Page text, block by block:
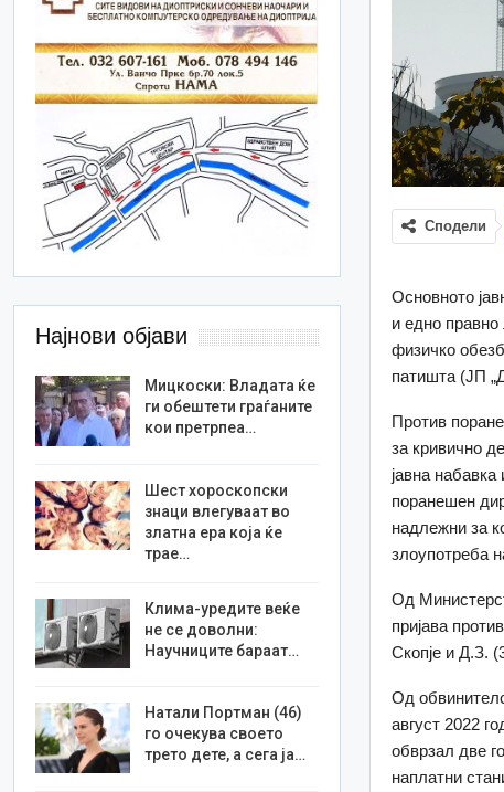
Сподели
Основното
и едно правно
физичко
патишта (ЈП
Против
за кривично
јавна
поранешен
надлежни за
злоупотреба
Од
пријава
Скопје и Д.З.
Од
август 2022
обврзал две
наплатни
Најнови објави
Мицкоски: Владата ќе
ги обештети граѓаните
кои претрпеа…
Шест хороскопски
знаци влегуваат во
златна ера која ќе
трае…
Клима-уредите веќе
не се доволни:
Научниците бараат…
Натали Портман (46)
го очекува своето
трето дете, а сега ја…